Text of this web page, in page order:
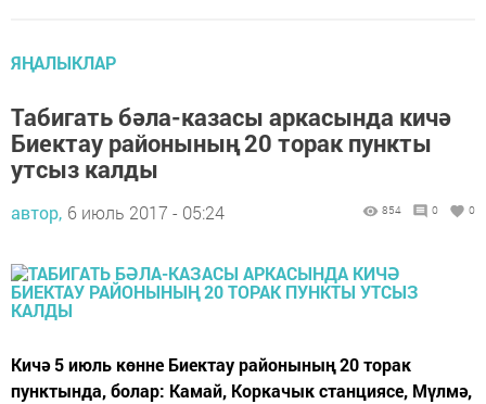
ЯҢАЛЫКЛАР
Табигать бәла-казасы аркасында кичә
Биектау районының 20 торак пункты
утсыз калды
автор, 6 июль 2017 - 05:24 854 0 0
Кичә 5 июль көнне Биектау районының 20 торак
пунктында, болар: Камай, Коркачык станциясе, Мүлмә,